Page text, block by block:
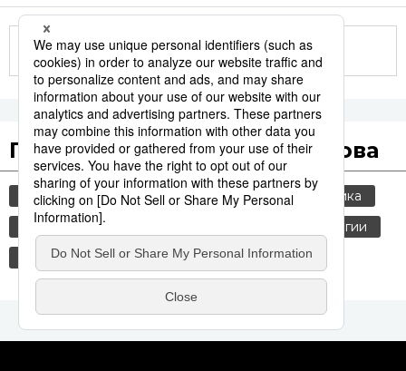
Другие статьи по теме
Популярные поисковые слова
общество jiji press культура
политика
россия
шпионаж
технологии
синкансэн
экономика